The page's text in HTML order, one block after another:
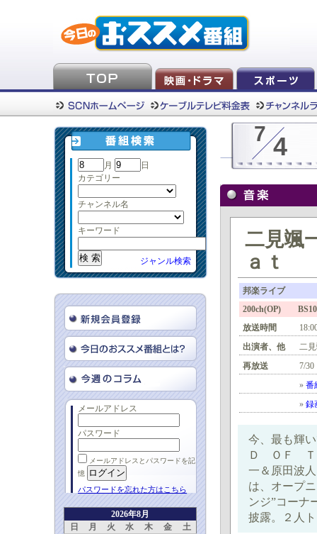
月
日
カテゴリー
チャンネル名
キーワード
ジャンル検索
メールアドレス
パスワード
メールアドレスとパスワードを記
憶
パスワードを忘れた方はこちら
2026年8月
日
月 火 水 木 金
土
7 4
二見
ａｔ
邦楽ライブ
200ch(OP) BS10
放送時間
出演者、他
二
再放送
7/
» 番
» 録
今、最も輝
Ｄ ＯＦ Ｔ
一＆原田波
は、オープ
ンジ”コー
披露。２人